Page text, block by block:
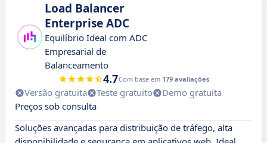
Load Balancer
Enterprise ADC
Equilíbrio Ideal com ADC
Empresarial de
Balanceamento
4.7Com base em 179 avaliações
Versão gratuita Teste gratuito
Demo gratuita
Preços sob consulta
Soluções avançadas para distribuição de tráfego, alta